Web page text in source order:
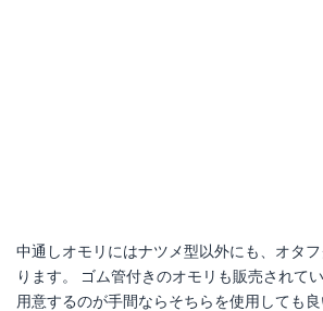
中通しオモリにはナツメ型以外にも、オタ
ります。 ゴム管付きのオモリも販売されて
用意するのが手間ならそちらを使用しても良